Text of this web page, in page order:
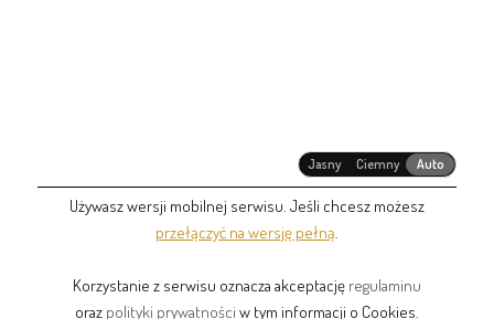
Jasny Ciemny Auto
Używasz wersji mobilnej serwisu. Jeśli chcesz możesz
przełączyć na wersję pełną
Korzystanie z serwisu oznacza akceptację regulaminu
oraz polityki prywatności w tym informacji o Cookies.